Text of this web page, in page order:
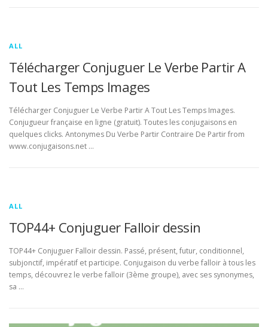
ALL
Télécharger Conjuguer Le Verbe Partir A
Tout Les Temps Images
Télécharger Conjuguer Le Verbe Partir A Tout Les Temps Images.
Conjugueur française en ligne (gratuit). Toutes les conjugaisons en
quelques clicks. Antonymes Du Verbe Partir Contraire De Partir from
www.conjugaisons.net …
ALL
TOP44+ Conjuguer Falloir dessin
TOP44+ Conjuguer Falloir dessin. Passé, présent, futur, conditionnel,
subjonctif, impératif et participe. Conjugaison du verbe falloir à tous les
temps, découvrez le verbe falloir (3ème groupe), avec ses synonymes,
sa …